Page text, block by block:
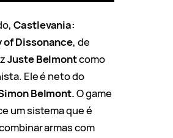
Castlevania:
of Dissonance, de
Juste Belmontcomo
Ele é neto do
Belmont.O game
um sistema que é
armas com